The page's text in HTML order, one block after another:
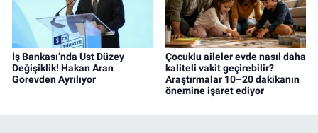
İş Bankası’nda Üst Düzey
Değişiklik! Hakan Aran
Görevden Ayrılıyor
Çocuklu aileler evde nasıl daha
kaliteli vakit geçirebilir?
Araştırmalar 10–20 dakikanın
önemine işaret ediyor